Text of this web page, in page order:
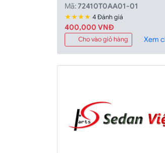
Mã:72410T0AA01-01
★★★★ 4 Đánh giá
400,000 VNĐ
Cho vào giỏ hàng Xem